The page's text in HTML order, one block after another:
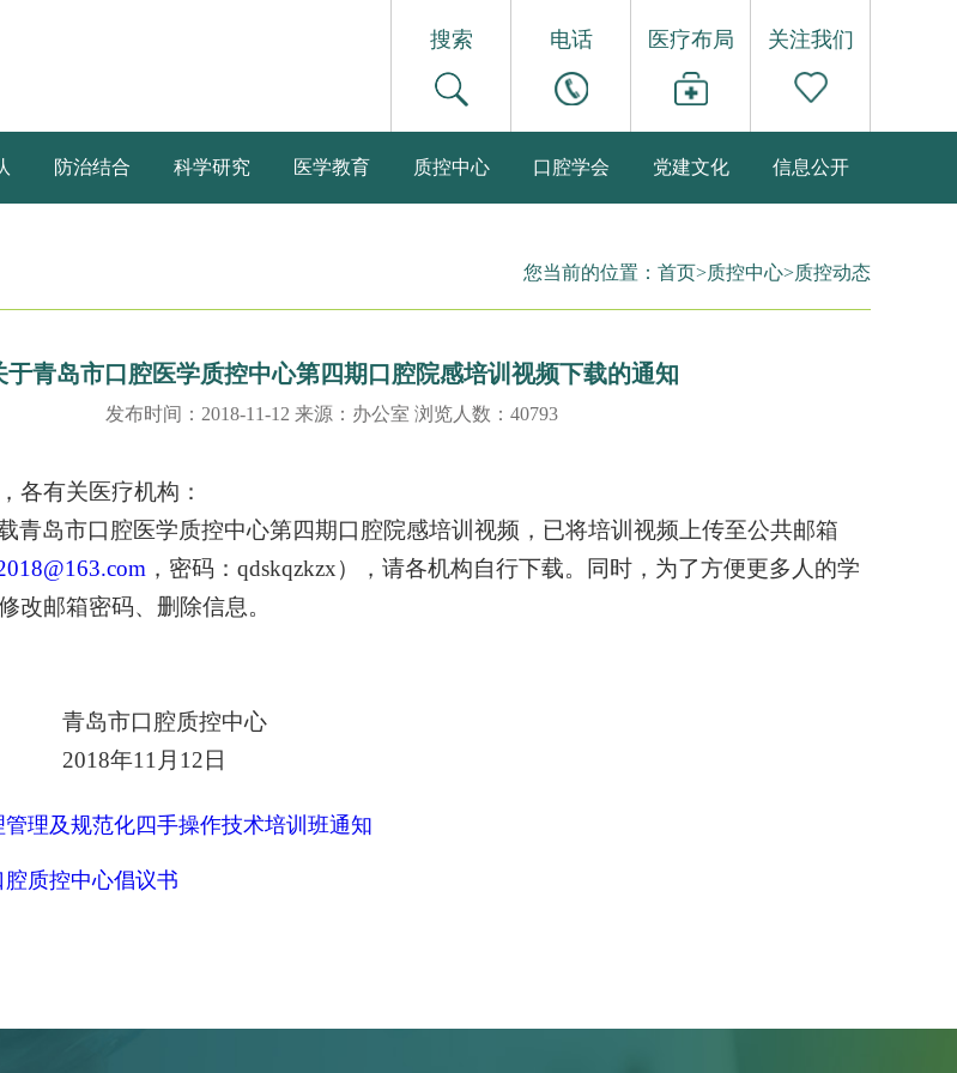
搜索 电话 医疗布局 关注我们
防治结合 科学研究 医学教育 质控中心 口腔学会 党建文化 信息公开
您当前的位置： 首页>质控中心>质控动态
于青岛市口腔医学质控中心第四期口腔院感培训视频下载的通知
发布时间：2018-11-12 来源：办公室 浏览人数：40793
各有关医疗机构：
青岛市口腔医学质控中心第四期口腔院感培训视频，已将培训视频上传至公共邮箱
，密码： qdskqzkzx），请各机构自行下载。同时，为了方便更多人的学
改邮箱密码、删除信息。
青岛市口腔质控中心
2018年11 月 12 日
管理及规范化四手操作技术培训班通知
质控中心倡议书